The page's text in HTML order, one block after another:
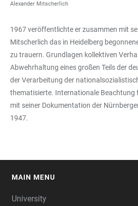
Alexander Mitscherlich
1967 veröffentlichte er zusammen mit
Mitscherlich das in Heidelberg
zu trauern. Grundlagen kollektiven
Abwehrhaltung eines großen Teils der
der Verarbeitung der
thematisierte. Internationale Beachtung
mit seiner Dokumentation der
1947.
MAIN MENU
University